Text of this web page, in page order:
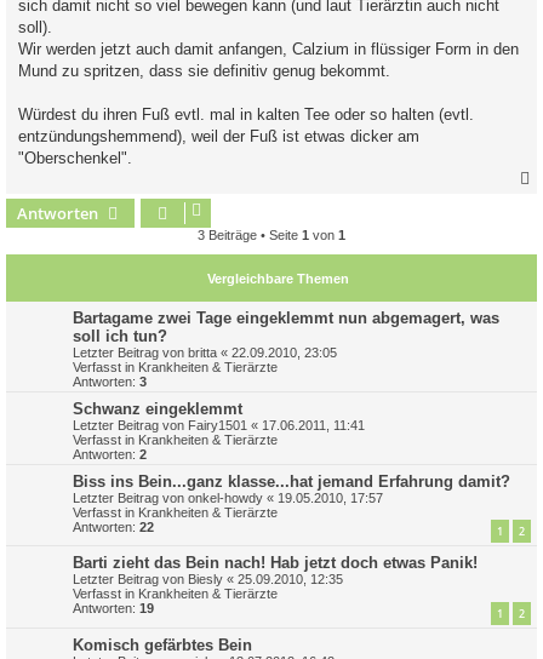
sich damit nicht so viel bewegen kann (und laut Tierärztin auch nicht
soll).
Wir werden jetzt auch damit anfangen, Calzium in flüssiger Form in den
Mund zu spritzen, dass sie definitiv genug bekommt.
Würdest du ihren Fuß evtl. mal in kalten Tee oder so halten (evtl.
entzündungshemmend), weil der Fuß ist etwas dicker am
"Oberschenkel".
Antworten
3 Beiträge • Seite 1 von 1
Vergleichbare Themen
Bartagame zwei Tage eingeklemmt nun abgemagert, was
soll ich tun?
Letzter Beitrag von britta « 22.09.2010, 23:05
Verfasst in Krankheiten & Tierärzte
Antworten: 3
Schwanz eingeklemmt
Letzter Beitrag von Fairy1501 « 17.06.2011, 11:41
Verfasst in Krankheiten & Tierärzte
Antworten: 2
Biss ins Bein...ganz klasse...hat jemand Erfahrung damit?
Letzter Beitrag von onkel-howdy « 19.05.2010, 17:57
Verfasst in Krankheiten & Tierärzte
Antworten: 22 1 2
Barti zieht das Bein nach! Hab jetzt doch etwas Panik!
Letzter Beitrag von Biesly « 25.09.2010, 12:35
Verfasst in Krankheiten & Tierärzte
Antworten: 19 1 2
Komisch gefärbtes Bein